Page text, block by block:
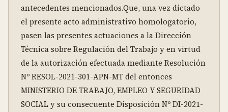
antecedentes mencionados.Que, una vez dictado
el presente acto administrativo homologatorio,
pasen las presentes actuaciones a la Dirección
Técnica sobre Regulación del Trabajo y en virtud
de la autorización efectuada mediante Resolución
Nº RESOL-2021-301-APN-MT del entonces
MINISTERIO DE TRABAJO, EMPLEO Y SEGURIDAD
SOCIAL y su consecuente Disposición Nº DI-2021-